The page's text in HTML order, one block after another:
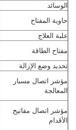
الوسائد
حاوية المفتاح
علبة العلاج
مفتاح الطاقة
تحديد وضع الإزالة
مؤشر اتصال مسبار
المعالجة
مؤشر اتصال مفاتيح
الأقدام